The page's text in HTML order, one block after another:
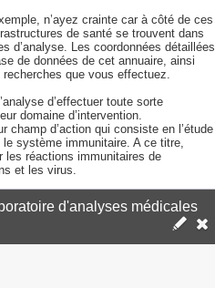
n’ayez crainte car à côté de ces
de santé se trouvent dans
d’analyse. Les coordonnées détaillées
de données de cet annuaire, ainsi
que vous effectuez.
d’effectuer toute sorte
domaine d’intervention.
champ d’action qui consiste en l’étude
système immunitaire. A ce titre,
les réactions immunitaires de
et les virus.
d'analyses médicales